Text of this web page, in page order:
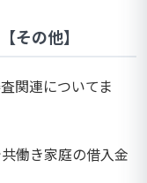
その他】
関連についてま
働き家庭の借入金